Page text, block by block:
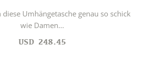
Umhängetasche genau so schick
wie Damen...
USD 248.45